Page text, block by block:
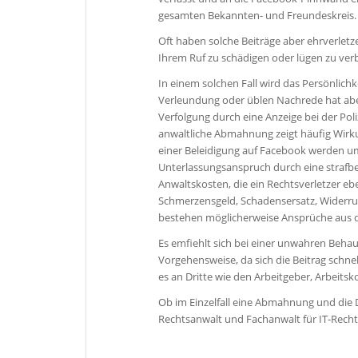
gesamten Bekannten- und Freundeskreis.
Oft haben solche Beiträge aber
Ihrem Ruf zu schädigen oder lügen zu
In einem solchen Fall wird das
Verleundung oder üblen Nachrede hat
Verfolgung durch eine Anzeige bei der
anwaltliche Abmahnung zeigt häufig
einer Beleidigung auf Facebook werden
Unterlassungsanspruch durch eine
Anwaltskosten, die ein Rechtsverletzer
Schmerzensgeld, Schadensersatz,
bestehen möglicherweise Ansprüche
Es emfiehlt sich bei einer unwahren
Vorgehensweise, da sich die Beitrag
es an Dritte wie den Arbeitgeber,
Ob im Einzelfall eine Abmahnung und
Rechtsanwalt und Fachanwalt für IT-